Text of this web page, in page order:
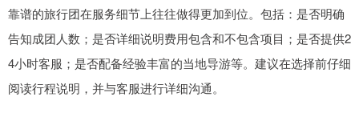
靠谱的旅行团在服务细节上往往做得更加到位。包括：是否明确
告知成团人数；是否详细说明费用包含和不包含项目；是否提供2
4小时客服；是否配备经验丰富的当地导游等。建议在选择前仔细
阅读行程说明，并与客服进行详细沟通。